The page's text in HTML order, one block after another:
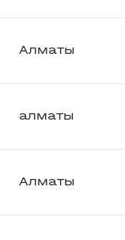
Алматы
алматы
Алматы